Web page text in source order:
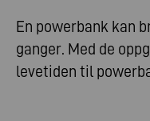
En powerbank kan
ganger. Med de
levetiden til